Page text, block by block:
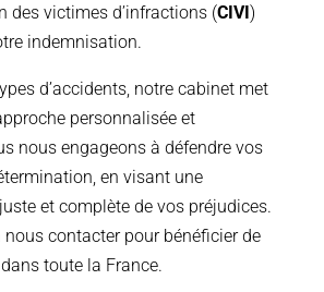
des victimes d’infractions (CIVI)
indemnisation.
d’accidents, notre cabinet met
personnalisée et
nous engageons à défendre vos
en visant une
et complète de vos préjudices.
nous contacter pour bénéficier de
toute la France.